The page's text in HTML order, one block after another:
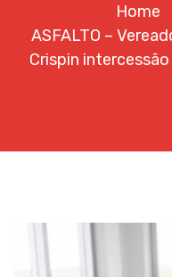
Home
ASFALTO –
Crispin